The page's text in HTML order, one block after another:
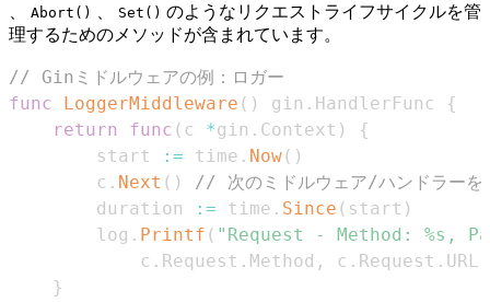
Abort() Set() のようなリクエストライフサイクルを管
理するためのメソッドが含まれています。
// Ginミドルウェアの例：ロガー
func
LoggerMiddleware ( ) gin . HandlerFunc
{
return
func ( c *gin . Context )
{
        start
:= time . Now( )
        c
. Next ( )
// 次のミドルウェア/ハンドラーを
        duration
:= time . Since ( start )
        log
. Printf ( "Request - Method: %s,
            c
. Request . Method , c . Request . URL
}